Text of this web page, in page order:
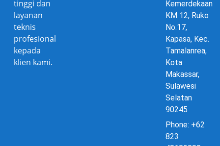
tinggi dan
layanan
teknis
profesional
kepada
klien kami.
Kemerdekaan
KM 12, Ruko
No.17,
Kapasa, Kec.
Tamalanrea,
Kota
Makassar,
Sulawesi
Selatan
90245
Phone: +62
823